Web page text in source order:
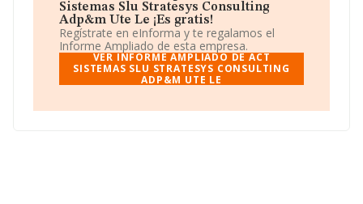
Sistemas Slu Stratesys Consulting Adp&m Ute Le
es Unión temporal de empresas.
Sistemas Slu Stratesys Consulting
Adp&m Ute Le ¡Es gratis!
Regístrate en eInforma y te regalamos el
Informe Ampliado de esta empresa.
VER INFORME AMPLIADO DE ACT
SISTEMAS SLU STRATESYS CONSULTING
ADP&M UTE LE